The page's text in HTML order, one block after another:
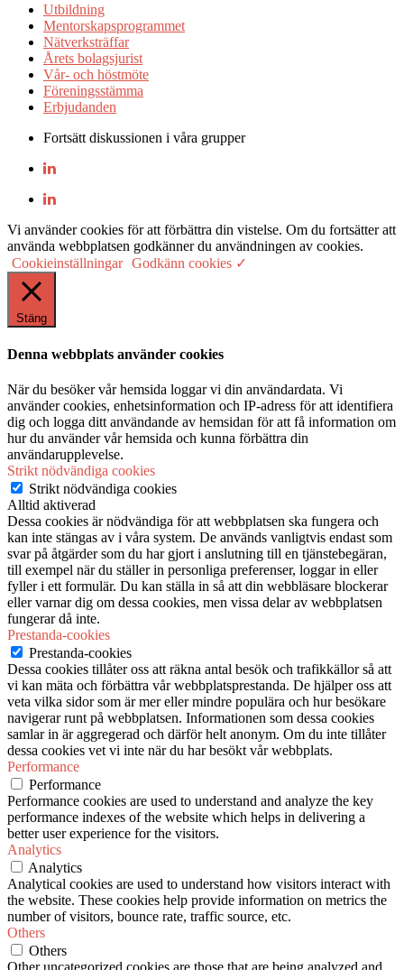
Utbildning
Mentorskapsprogrammet
Nätverksträffar
Årets bolagsjurist
Vår- och höstmöte
Föreningsstämma
Erbjudanden
Fortsätt diskussionen i våra grupper
Vi använder cookies för att förbättra din vistelse. Om du fortsätter att
använda webbplatsen godkänner du användningen av cookies.
Cookieinställningar Godkänn cookies ✓
Stäng
Denna webbplats använder cookies
När du besöker vår hemsida loggar vi din användardata. Vi
använder cookies, enhetsinformation och IP-adress för att identifiera
dig och logga ditt användande av hemsidan för att få information om
hur du använder vår hemsida och kunna förbättra din
användarupplevelse.
Strikt nödvändiga cookies
Strikt nödvändiga cookies
Alltid aktiverad
Dessa cookies är nödvändiga för att webbplatsen ska fungera och
kan inte stängas av i våra system. De används vanligtvis endast som
svar på åtgärder som du har gjort i anslutning till en tjänstebegäran,
till exempel när du ställer in personliga preferenser, loggar in eller
fyller i ett formulär. Du kan ställa in så att din webbläsare blockerar
eller varnar dig om dessa cookies, men vissa delar av webbplatsen
fungerar då inte.
Prestanda-cookies
Prestanda-cookies
Dessa cookies tillåter oss att räkna antal besök och trafikkällor så att
vi kan mäta och förbättra vår webbplatsprestanda. De hjälper oss att
veta vilka sidor som är mer eller mindre populära och hur besökare
navigerar runt på webbplatsen. Informationen som dessa cookies
samlar in är aggregerad och därför helt anonym. Om du inte tillåter
dessa cookies vet vi inte när du har besökt vår webbplats.
Performance
Performance
Performance cookies are used to understand and analyze the key
performance indexes of the website which helps in delivering a
better user experience for the visitors.
Analytics
Analytics
Analytical cookies are used to understand how visitors interact with
the website. These cookies help provide information on metrics the
number of visitors, bounce rate, traffic source, etc.
Others
Others